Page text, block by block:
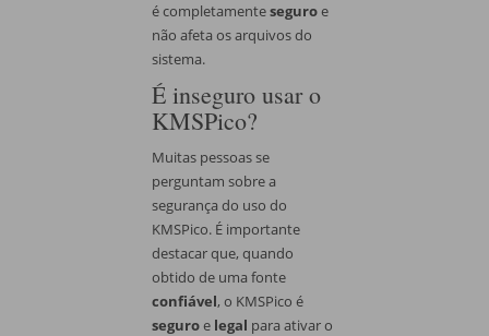
é completamenteseguroe
não afeta os arquivos do
sistema.
É inseguro usar o
KMSPico?
Muitas pessoas se
perguntam sobre a
segurança do uso do
KMSPico. É importante
destacar que, quando
obtido de uma fonte
confiável, o KMSPico é
seguroe legal para ativar o